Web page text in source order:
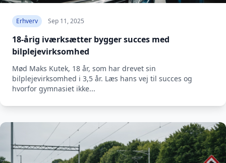
Erhverv Sep 11, 2025
18-årig iværksætter bygger succes med
bilplejevirksomhed
Mød Maks Kutek, 18 år, som har drevet sin
bilplejevirksomhed i 3,5 år. Læs hans vej til succes og
hvorfor gymnasiet ikke...